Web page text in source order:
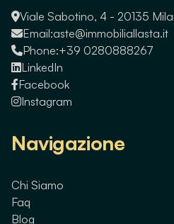
Viale Sabotino, 4 - 20135
Email:aste@immobiliallasta.it
Phone:+39 0280888267
LinkedIn
Facebook
Instagram
Navigazione
Chi Siamo
Faq
Blog